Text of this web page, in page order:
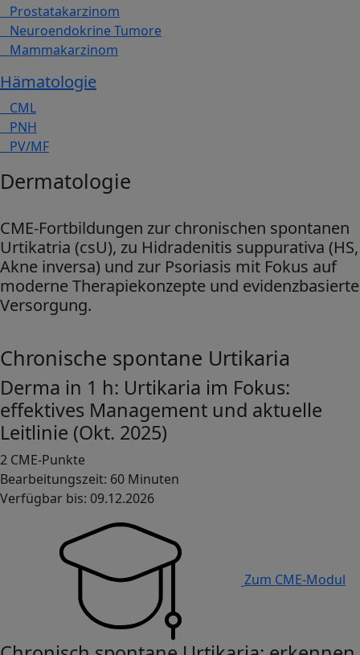
Prostatakarzinom
Neuroendokrine Tumore
Mammakarzinom
Hämatologie
CML
PNH
PV/MF
Dermatologie
CME-Fortbildungen zur chronischen spontanen
Urtikatria (csU), zu Hidradenitis suppurativa (HS,
Akne inversa) und zur Psoriasis mit Fokus auf
moderne Therapiekonzepte und evidenzbasierte
Versorgung.
Chronische spontane Urtikaria
Derma in 1 h: Urtikaria im Fokus:
effektives Management und aktuelle
Leitlinie (Okt. 2025)
2 CME-Punkte
Bearbeitungszeit: 60 Minuten
Verfügbar bis: 09.12.2026
Zum CME-Modul